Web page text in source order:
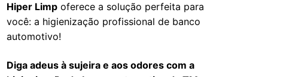
Hiper Limpoferece a solução perfeita para
você: a higienização profissional de banco
automotivo!
Diga adeus à sujeira e aos odores com a